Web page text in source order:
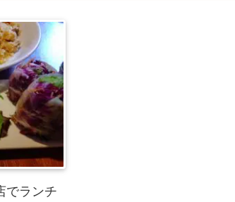
でランチ